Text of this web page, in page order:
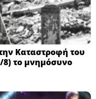
Καταστροφή του
το μνημόσυνο